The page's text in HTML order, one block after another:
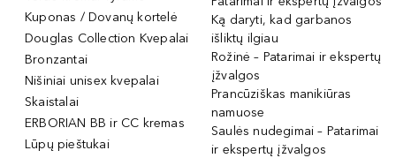
Kuponas / Dovanų kortelė
Douglas Collection Kvepalai
Bronzantai
Nišiniai unisex kvepalai
Skaistalai
ERBORIAN BB ir CC kremas
Lūpų pieštukai
Ką daryti, kad garbanos
išliktų ilgiau
Rožinė – Patarimai ir ekspertų
įžvalgos
Prancūziškas manikiūras
namuose
Saulės nudegimai – Patarimai
ir ekspertų įžvalgos